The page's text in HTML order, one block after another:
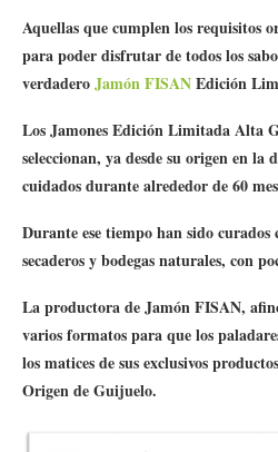
Aquellas que cumplen los requisitos
para poder disfrutar de todos los
verdaderoJamón FISANEdición
Los Jamones Edición Limitada Alta
seleccionan, ya desde su origen en la
cuidados durante alrededor de 60
Durante ese tiempo han sido
secaderos y bodegas naturales, con
La productora de Jamón FISAN,
varios formatos para que los
los matices de sus exclusivos
Origen de Guijuelo.